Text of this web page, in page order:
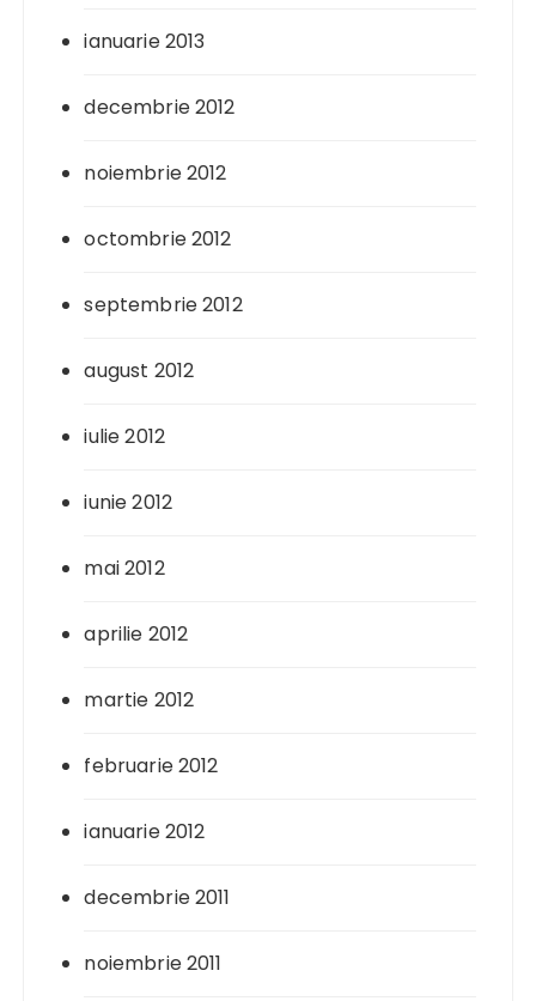
ianuarie 2013
decembrie 2012
noiembrie 2012
octombrie 2012
septembrie 2012
august 2012
iulie 2012
iunie 2012
mai 2012
aprilie 2012
martie 2012
februarie 2012
ianuarie 2012
decembrie 2011
noiembrie 2011